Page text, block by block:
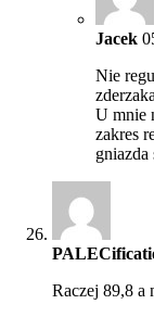
Jacek
Nie
U mnie
zakres
gniazda
Raczej 89,8 a